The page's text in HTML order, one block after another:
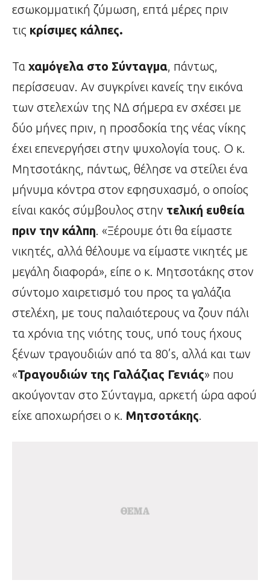
εσωκομματική ζύμωση, επτά μέρες πριν
τις κρίσιμες κάλπες.
Τα χαμόγελα στο Σύνταγμα, πάντως,
περίσσευαν. Αν συγκρίνει κανείς την εικόνα
των στελεχών της ΝΔ σήμερα εν σχέσει με
δύο μήνες πριν, η προσδοκία της νέας νίκης
έχει επενεργήσει στην ψυχολογία τους. Ο κ.
Μητσοτάκης, πάντως, θέλησε να στείλει ένα
μήνυμα κόντρα στον εφησυχασμό, ο οποίος
είναι κακός σύμβουλος στην τελική ευθεία
πριν την κάλπη. «Ξέρουμε ότι θα είμαστε
νικητές, αλλά θέλουμε να είμαστε νικητές με
μεγάλη διαφορά», είπε ο κ. Μητσοτάκης στον
σύντομο χαιρετισμό του προς τα γαλάζια
στελέχη, με τους παλαιότερους να ζουν πάλι
τα χρόνια της νιότης τους, υπό τους ήχους
ξένων τραγουδιών από τα 80’s, αλλά και των
«Τραγουδιών της Γαλάζιας Γενιάς» που
ακούγονταν στο Σύνταγμα, αρκετή ώρα αφού
είχε αποχωρήσει ο κ. Μητσοτάκης.